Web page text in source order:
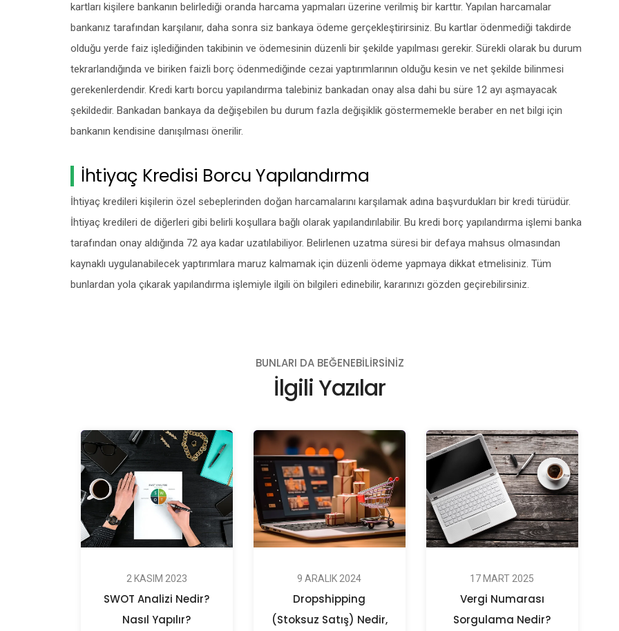
kartları kişilere bankanın belirlediği oranda harcama yapmaları üzerine verilmiş bir karttır. Yapılan harcamalar
bankanız tarafından karşılanır, daha sonra siz bankaya ödeme gerçekleştirirsiniz. Bu kartlar ödenmediği takdirde
olduğu yerde faiz işlediğinden takibinin ve ödemesinin düzenli bir şekilde yapılması gerekir. Sürekli olarak bu durum
tekrarlandığında ve biriken faizli borç ödenmediğinde cezai yaptırımlarının olduğu kesin ve net şekilde bilinmesi
gerekenlerdendir. Kredi kartı borcu yapılandırma talebiniz bankadan onay alsa dahi bu süre 12 ayı aşmayacak
şekildedir. Bankadan bankaya da değişebilen bu durum fazla değişiklik göstermemekle beraber en net bilgi için
bankanın kendisine danışılması önerilir.
İhtiyaç Kredisi Borcu Yapılandırma
İhtiyaç kredileri kişilerin özel sebeplerinden doğan harcamalarını karşılamak adına başvurdukları bir kredi türüdür.
İhtiyaç kredileri de diğerleri gibi belirli koşullara bağlı olarak yapılandırılabilir. Bu kredi borç yapılandırma işlemi banka
tarafından onay aldığında 72 aya kadar uzatılabiliyor. Belirlenen uzatma süresi bir defaya mahsus olmasından
kaynaklı uygulanabilecek yaptırımlara maruz kalmamak için düzenli ödeme yapmaya dikkat etmelisiniz. Tüm
bunlardan yola çıkarak yapılandırma işlemiyle ilgili ön bilgileri edinebilir, kararınızı gözden geçirebilirsiniz.
BUNLARI DA BEĞENEBILIRSINIZ
İlgili Yazılar
2 KASIM 2023
SWOT Analizi Nedir?
Nasıl Yapılır?
9 ARALIK 2024
Dropshipping
(Stoksuz Satış) Nedir,
17 MART 2025
Vergi Numarası
Sorgulama Nedir?